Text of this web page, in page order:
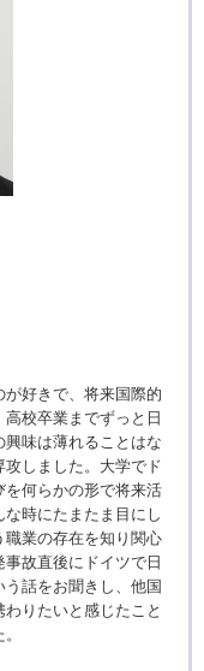
好きで、将来国際的
校卒業までずっと日
味は薄れることはな
攻しました。大学でド
を何らかの形で将来活
時にたまたま目にし
職業の存在を知り関心
故直後にドイツで日
話をお聞きし、他国
りたいと感じたこと